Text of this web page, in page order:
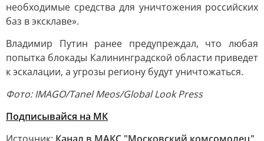
необходимые средства для уничтожения российских
баз в эксклаве».
Владимир Путин ранее предупреждал, что любая
попытка блокады Калининградской области приведет
к эскалации, а угрозы региону будут уничтожаться.
Фото: IMAGO/Tanel Meos/Global Look Press
Подписывайся на МК